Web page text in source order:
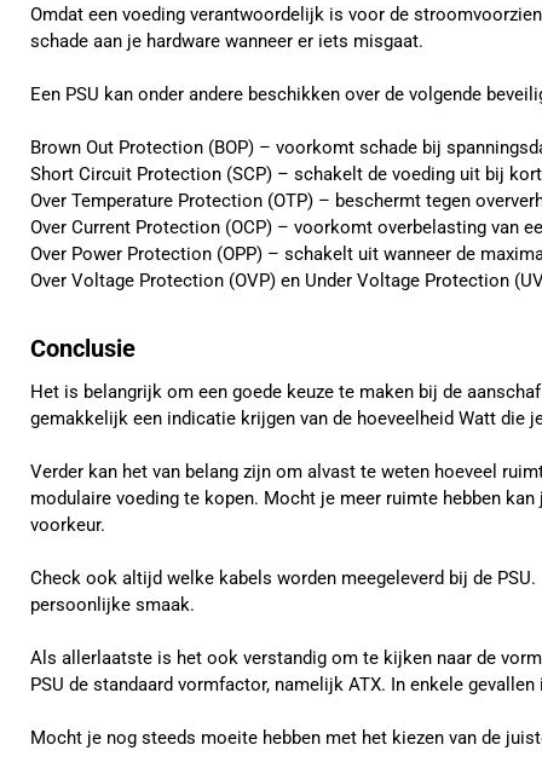
Omdat een voeding verantwoordelijk is voor de
schade aan je hardware wanneer er iets misgaat.
Een PSU kan onder andere beschikken over de volgende
Brown Out Protection (BOP) – voorkomt schade bij
Short Circuit Protection (SCP) – schakelt de voeding uit bij
Over Temperature Protection (OTP) – beschermt tegen
Over Current Protection (OCP) – voorkomt overbelasting van
Over Power Protection (OPP) – schakelt uit wanneer de
Over Voltage Protection (OVP) en Under Voltage Protection
Conclusie
Het is belangrijk om een goede keuze te maken bij de
gemakkelijk een indicatie krijgen van de hoeveelheid Watt die
Verder kan het van belang zijn om alvast te weten hoeveel
modulaire voeding te kopen. Mocht je meer ruimte hebben
voorkeur.
Check ook altijd welke kabels worden meegeleverd bij de
persoonlijke smaak.
Als allerlaatste is het ook verstandig om te kijken naar de
PSU de standaard vormfactor, namelijk ATX. In enkele
Mocht je nog steeds moeite hebben met het kiezen van de